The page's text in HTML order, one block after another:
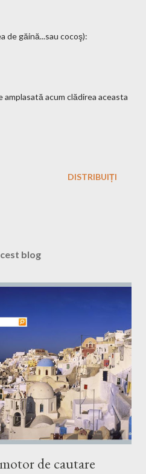
de găină...sau cocoş):
amplasată acum clădirea aceasta
DISTRIBUIȚI
blog
de cautare